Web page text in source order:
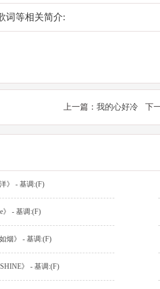
词等相关简介:
上一篇： 我的心好冷 下
》 - 基调:(F)
》 - 基调:(F)
烟》 - 基调:(F)
》 - 基调:(F)